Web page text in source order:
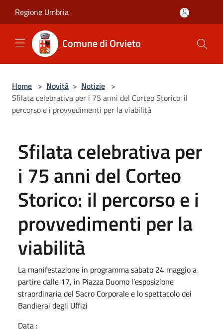
Regione Umbria
Comune di Orvieto
Home > Novità > Notizie >
Sfilata celebrativa per i 75 anni del Corteo Storico: il
percorso e i provvedimenti per la viabilità
Sfilata celebrativa per
i 75 anni del Corteo
Storico: il percorso e i
provvedimenti per la
viabilità
La manifestazione in programma sabato 24 maggio a
partire dalle 17, in Piazza Duomo l’esposizione
straordinaria del Sacro Corporale e lo spettacolo dei
Bandierai degli Uffizi
Data :